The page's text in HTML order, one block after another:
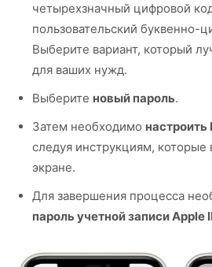
четырехзначный цифровой
пользовательский буквенно-
Выберите вариант, который
для ваших нужд.
Выберите новый пароль.
Затем необходимо настроить
следуя инструкциям, которые
экране.
Для завершения процесса
пароль учетной записи Apple